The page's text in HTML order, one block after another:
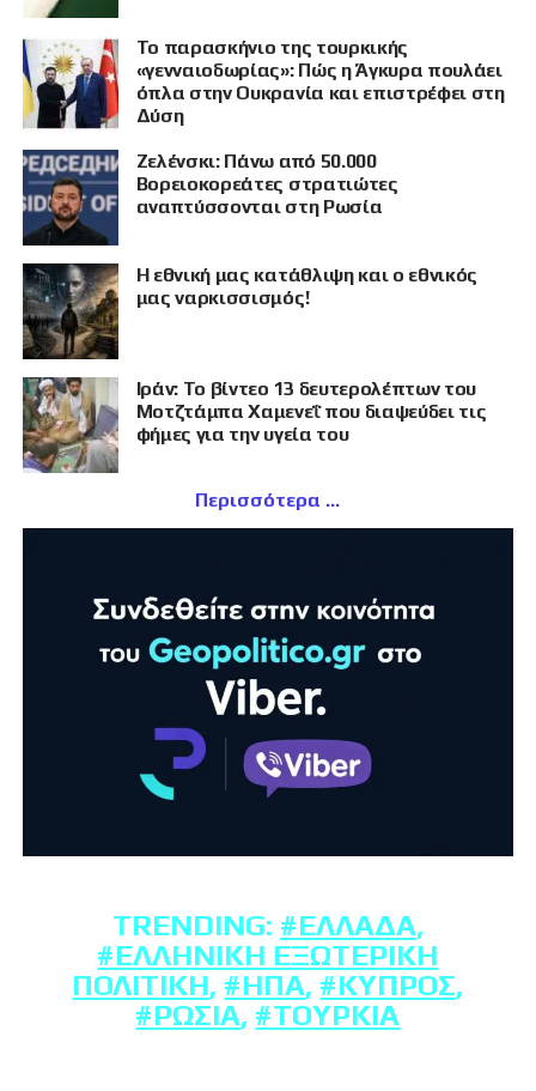
Το παρασκήνιο της τουρκικής
«γενναιοδωρίας»: Πώς η Άγκυρα πουλάει
όπλα στην Ουκρανία και επιστρέφει στη
Δύση
Ζελένσκι: Πάνω από 50.000
Βορειοκορεάτες στρατιώτες
αναπτύσσονται στη Ρωσία
Η εθνική μας κατάθλιψη και ο εθνικός
μας ναρκισσισμός!
Ιράν: Το βίντεο 13 δευτερολέπτων του
Μοτζτάμπα Χαμενεΐ που διαψεύδει τις
φήμες για την υγεία του
Περισσότερα
TRENDING: #ΕΛΛΆΔΑ,
#ΕΛΛΗΝΙΚΉ ΕΞΩΤΕΡΙΚΉ
ΠΟΛΙΤΙΚΉ, #ΗΠΑ, #ΚΎΠΡΟΣ,
#ΡΩΣΊΑ, #ΤΟΥΡΚΊΑ